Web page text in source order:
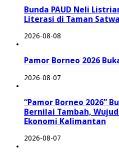
Bunda PAUD Neli
Literasi di Taman
2026-08-08
Pamor Borneo 2026
2026-08-07
“Pamor Borneo 2026”
Bernilai Tambah,
Ekonomi Kalimantan
2026-08-07